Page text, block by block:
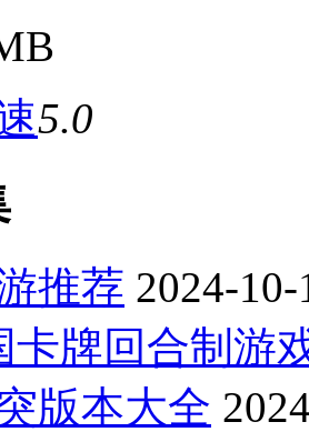
5.0
推荐 2024-10-
卡牌回合制游
版本大全